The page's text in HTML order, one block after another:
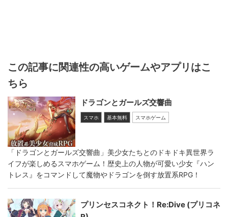
この記事に関連性の高いゲームやアプリはこ
ちら
ドラゴンとガールズ交響曲
スマホ 基本無料 スマホゲーム
「ドラゴンとガールズ交響曲」美少女たちとのドキドキ異世界ラ
イフが楽しめるスマホゲーム！歴史上の人物が可愛い少女『ハン
トレス』をコマンドして魔物やドラゴンを倒す放置系RPG！
プリンセスコネクト！Re:Dive (プリコネ